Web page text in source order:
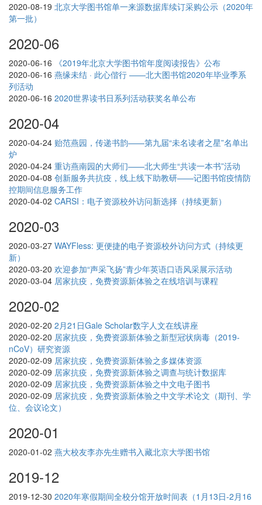
2020-08-19 北京大学图书馆单一来源数据库续订采购公示（2020年
第一批）
2020-06
2020-06-16
《2019年北京大学图书馆年度阅读报告》公布
2020-06-16 燕缘未结 · 此心偕行 ——北大图书馆2020年毕业季系
列活动
2020-06-16 2020世界读书日系列活动获奖名单公布
2020-04
2020-04-24 贻范燕园，传递书韵——第九届“未名读者之星”名单出
炉
2020-04-24 重访燕南园的大师们——北大师生“共读一本书”活动
2020-04-08 创新服务共抗疫，线上线下助教研——记图书馆疫情防
控期间信息服务工作
2020-04-02 CARSI：电子资源校外访问新选择（持续更新）
2020-03
2020-03-27 WAYFless: 更便捷的电子资源校外访问方式（持续更
新）
2020-03-20 欢迎参加“声采飞扬”青少年英语口语风采展示活动
2020-03-04 居家抗疫，免费资源新体验之在线培训与课程
2020-02
2020-02-20 2月21日Gale Scholar数字人文在线讲座
2020-02-20 居家抗疫，免费资源新体验之新型冠状病毒（2019-
nCoV）研究资源
2020-02-09 居家抗疫，免费资源新体验之多媒体资源
2020-02-09 居家抗疫，免费资源新体验之调查与统计数据库
2020-02-09 居家抗疫，免费资源新体验之中文电子图书
2020-02-09 居家抗疫，免费资源新体验之中文学术论文（期刊、学
位、会议论文）
2020-01
2020-01-02 燕大校友李亦先生赠书入藏北京大学图书馆
2019-12
2019-12-30 2020年寒假期间全校分馆开放时间表（1月13日-2月16